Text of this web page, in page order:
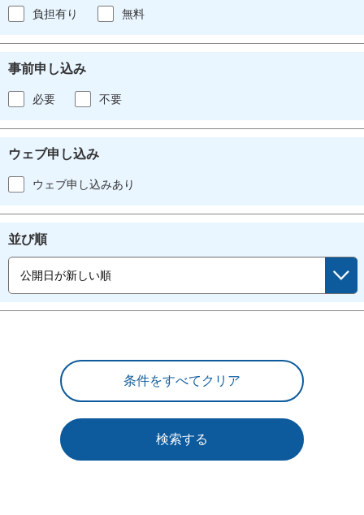
負担有り 無料
事前申し込み
必要 不要
ウェブ申し込み
ウェブ申し込みあり
並び順
検索する